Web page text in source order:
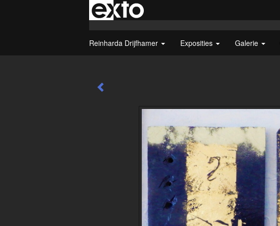
Reinharda Drijfhamer Exposities Galerie